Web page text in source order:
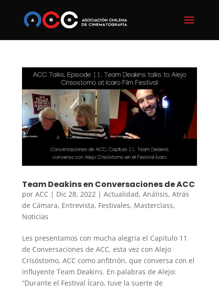
Team Deakins en Conversaciones de ACC
por ACC | Dic 28, 2022 | Actualidad, Análisis, Atrás
de Cámara, Entrevista, Festivales, Masterclass,
Noticias
Les presentamos con mucha alegría el Capítulo 11
de Conversaciones de ACC, esta vez con Alejo
Crisóstomo, ACC como anfitrión, que conversa con el
influyente Team Deakins. En palabras de Alejo:
“Durante el Festival Ícaro, tuve la suerte de